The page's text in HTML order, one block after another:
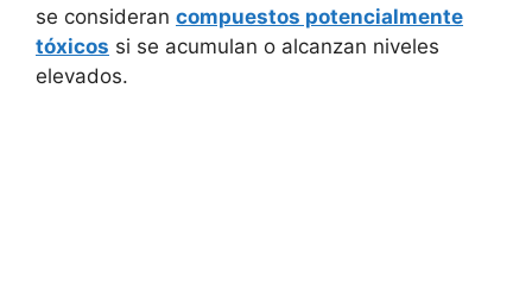
se consideran compuestos potencialmente
tóxicos si se acumulan o alcanzan niveles
elevados.